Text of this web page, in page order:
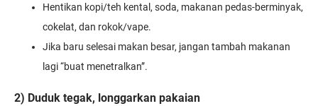
Hentikan kopi/teh kental, soda, makanan pedas-berminyak,
cokelat, dan rokok/vape.
Jika baru selesai makan besar, jangan tambah makanan
lagi “buat menetralkan”.
2) Duduk tegak, longgarkan pakaian